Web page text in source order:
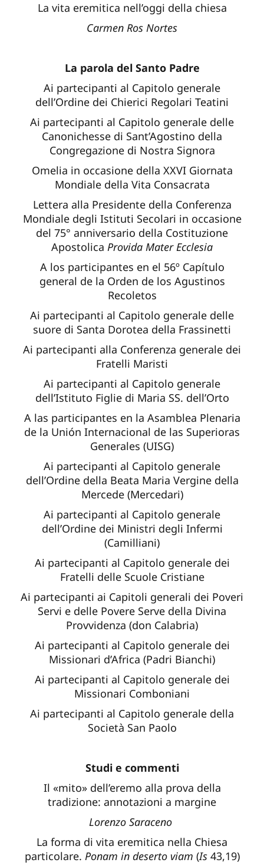
La vita eremitica nell’oggi della chiesa
Carmen Ros Nortes
La parola del Santo Padre
Ai partecipanti al Capitolo generale
dell’Ordine dei Chierici Regolari Teatini
Ai partecipanti al Capitolo generale delle
Canonichesse di Sant’Agostino della
Congregazione di Nostra Signora
Omelia in occasione della XXVI Giornata
Mondiale della Vita Consacrata
Lettera alla Presidente della Conferenza
Mondiale degli Istituti Secolari in occasione
del 75° anniversario della Costituzione
Apostolica Provida Mater Ecclesia
A los participantes en el 56º Capítulo
general de la Orden de los Agustinos
Recoletos
Ai partecipanti al Capitolo generale delle
suore di Santa Dorotea della Frassinetti
Ai partecipanti alla Conferenza generale dei
Fratelli Maristi
Ai partecipanti al Capitolo generale
dell’Istituto Figlie di Maria SS. dell’Orto
A las participantes en la Asamblea Plenaria
de la Unión Internacional de las Superioras
Generales (UISG)
Ai partecipanti al Capitolo generale
dell’Ordine della Beata Maria Vergine della
Mercede (Mercedari)
Ai partecipanti al Capitolo generale
dell’Ordine dei Ministri degli Infermi
(Camilliani)
Ai partecipanti al Capitolo generale dei
Fratelli delle Scuole Cristiane
Ai partecipanti ai Capitoli generali dei Poveri
Servi e delle Povere Serve della Divina
Provvidenza (don Calabria)
Ai partecipanti al Capitolo generale dei
Missionari d’Africa (Padri Bianchi)
Ai partecipanti al Capitolo generale dei
Missionari Comboniani
Ai partecipanti al Capitolo generale della
Società San Paolo
Studi e commenti
Il «mito» dell’eremo alla prova della
tradizione: annotazioni a margine
Lorenzo Saraceno
La forma di vita eremitica nella Chiesa
particolare. Ponam in deserto viam (Is 43,19)